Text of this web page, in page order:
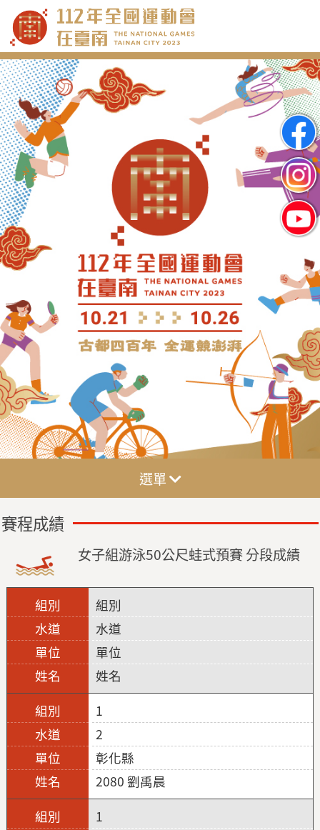
要
內
容
選單
賽程成績
女子組游泳50公尺蛙式預賽 分段成績
組別
水道
單位
姓名
1
2
彰化縣
2080 劉禹晨
1